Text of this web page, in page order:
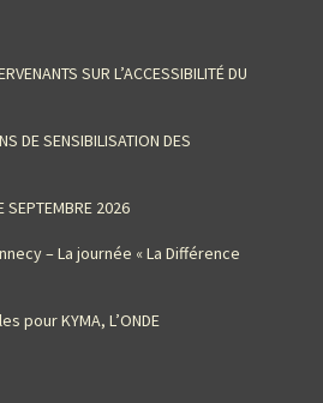
SUR L’ACCESSIBILITÉ DU
DE SENSIBILISATION DES
SEPTEMBRE 2026
– La journée « La Différence
pour KYMA, L’ONDE